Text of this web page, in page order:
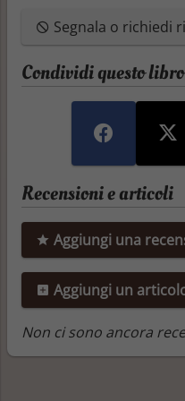
Segnala o richiedi
Condividi questo libro
Recensioni e articoli
Aggiungi una
Aggiungi un
Non ci sono ancora